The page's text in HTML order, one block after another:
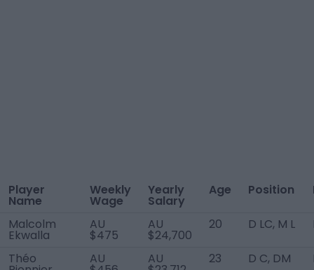
Player
Name
Weekly
Wage
Yearly
Salary
Age Position
Malcolm
Ekwalla
AU
$475
AU
$24,700
20 D LC, M L
Théo AU AU 23 D C, DM